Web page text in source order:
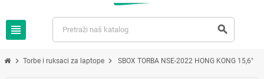
view_headline search
chevron_right Torbe i ruksaci za laptope chevron_right SBOX TORBA NSE-2022 HONG KONG 15,6"